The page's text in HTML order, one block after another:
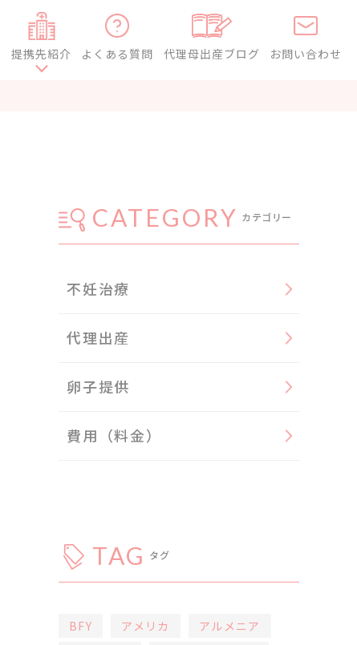
提携先紹介 よくある質問 代理母出産ブログ お問い合わせ
CATEGORY カテゴリー
不妊治療
代理出産
卵子提供
費用（料金）
TAG タグ
BFY アメリカ
アルメニア